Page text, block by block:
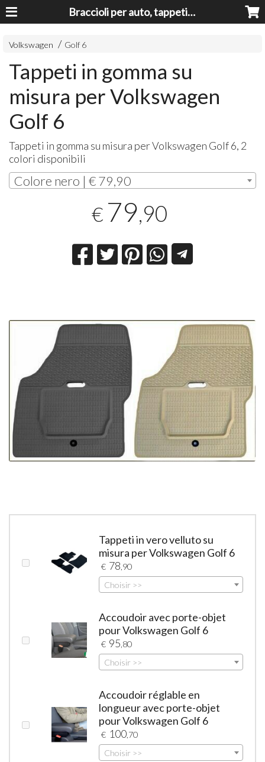
Braccioli per auto, tappeti auto, accessori auto MADE IN ITALY - Armrests, Mittelarmlehnen, Accoundoirs
Volkswagen Golf 6
Tappeti in gomma su
misura per Volkswagen
Golf 6
Tappeti in gomma su misura per Volkswagen Golf 6, 2
colori disponibili
Colore nero | € 79,90
€ 79,90
Tappeti in vero velluto su
misura per Volkswagen Golf 6
€ 78 ,90
Choisir >>
Accoudoir avec porte-objet
pour Volkswagen Golf 6
€ 95 ,80
Choisir >>
Accoudoir réglable en
longueur avec porte-objet
pour Volkswagen Golf 6
€ 100 ,70
Choisir >>